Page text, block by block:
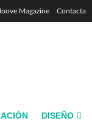
Magazine Contacta
DISEÑO